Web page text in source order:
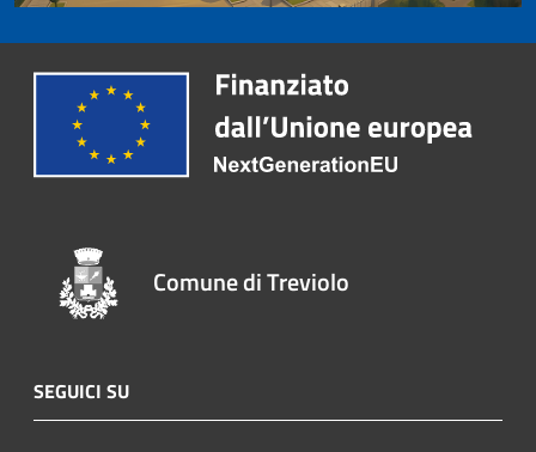
Comune di Treviolo
SEGUICI SU